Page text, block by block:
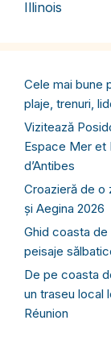
Illinois
Cele mai bune
plaje, trenuri,
Vizitează
Espace Mer et
d’Antibes
Croazieră de o
și Aegina 2026
Ghid coasta de
peisaje
De pe coasta
un traseu local
Réunion